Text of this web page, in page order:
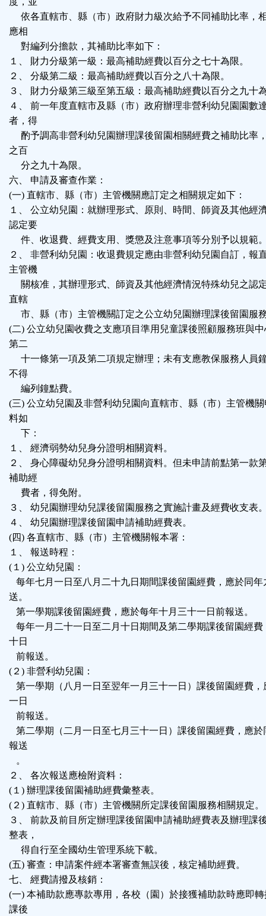
依各直轄市、縣（市）政府財力級次給予不同補助比率，
應相
對編列分擔款，其補助比率如下：
１、 財力分級第一級：最高補助經費以百分之七十為限。
２、 分級第二級：最高補助經費以百分之八十為限。
３、 財力分級第三級至第五級：最高補助經費以百分之九十
４、 前一年度直轄市及縣（市）政府辦理非營利幼兒園園數
者，得
酌予調高非營利幼兒園辦理課後留園相關經費之補助比率
之百
分之九十為限。
六、 申請及審查作業：
(一) 直轄市、縣（市）主管機關應訂定之相關規定如下：
１、 公立幼兒園：就辦理形式、原則、時間、師資及其他經
認定要
件、收退費、經費支用、獎懲及注意事項等分別予以規範
２、 非營利幼兒園：收退費規定應由非營利幼兒園自訂，報
主管機
關核准，其辦理形式、師資及其他經濟情況特殊幼兒之認
直轄
市、縣（市）主管機關訂定之公立幼兒園辦理課後留園服
(二) 公立幼兒園收費之支應項目準用兒童課後照顧服務班與
第二
十一條第一項及第二項規定辦理；未有支應教保服務人員
不得
編列鐘點費。
(三) 公立幼兒園及非營利幼兒園向直轄市、縣（市）主管機
料如
下：
１、 經濟弱勢幼兒身分證明相關資料。
２、 身心障礙幼兒身分證明相關資料。但未申請前點第一款
補助經
費者，得免附。
３、 幼兒園辦理幼兒課後留園服務之實施計畫及經費收支表
４、 幼兒園辦理課後留園申請補助經費表。
(四) 各直轄市、縣（市）主管機關報本署：
１、 報送時程：
(１) 公立幼兒園：
每年七月一日至八月二十九日期間課後留園經費，應於同年
送。
第一學期課後留園經費，應於每年十月三十一日前報送。
每年一月二十一日至二月十日期間及第二學期課後留園經費
十日
前報送。
(２) 非營利幼兒園：
第一學期（八月一日至翌年一月三十一日）課後留園經費，
一日
前報送。
第二學期（二月一日至七月三十一日）課後留園經費，應於
報送
。
２、 各次報送應檢附資料：
(１) 辦理課後留園補助經費彙整表。
(２) 直轄市、縣（市）主管機關所定課後留園服務相關規定。
３、 前款及前目所定辦理課後留園申請補助經費表及辦理課
整表，
得自行至全國幼生管理系統下載。
(五) 審查：申請案件經本署審查無誤後，核定補助經費。
七、 經費請撥及核銷：
(一) 本補助款應專款專用，各校（園）於接獲補助款時應即
課後